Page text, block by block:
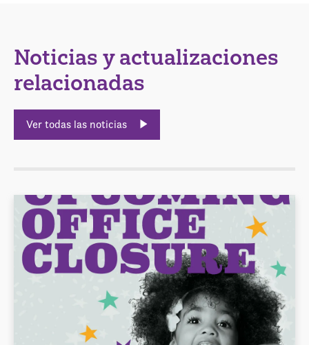
Noticias y actualizaciones
relacionadas
Ver todas las noticias